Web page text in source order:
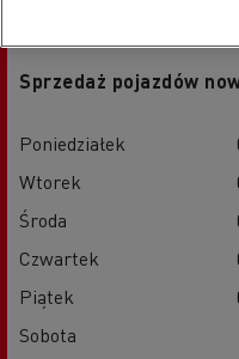
Sprzedaż pojazdów
Poniedziałek
Wtorek
Środa
Czwartek
Piątek
Sobota